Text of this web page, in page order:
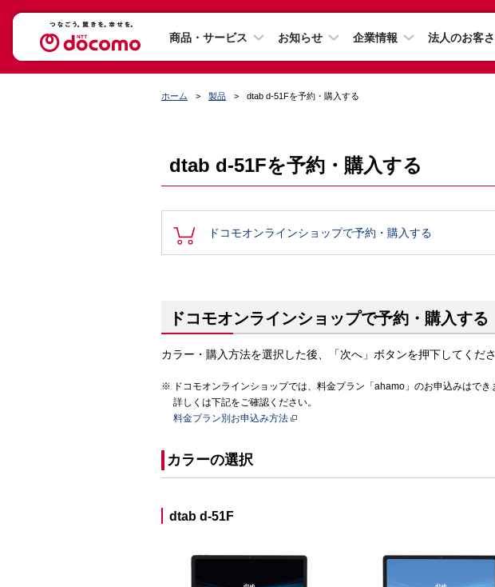
商品・サービス お知らせ 企業情報 法人のお客さ
ホーム 製品 dtab d-51Fを予約・購入する
dtab d-51Fを予約・購入する
ドコモオンラインショップで予約・購入する
ドコモオンラインショップで予約・購入する
カラー・購入方法を選択した後、「次へ」ボタンを押下してくださ
ドコモオンラインショップでは、料金プラン「ahamo」のお申込みはでき
詳しくは下記をご確認ください。
料金プラン別お申込み方法
カラーの選択
dtab d-51F